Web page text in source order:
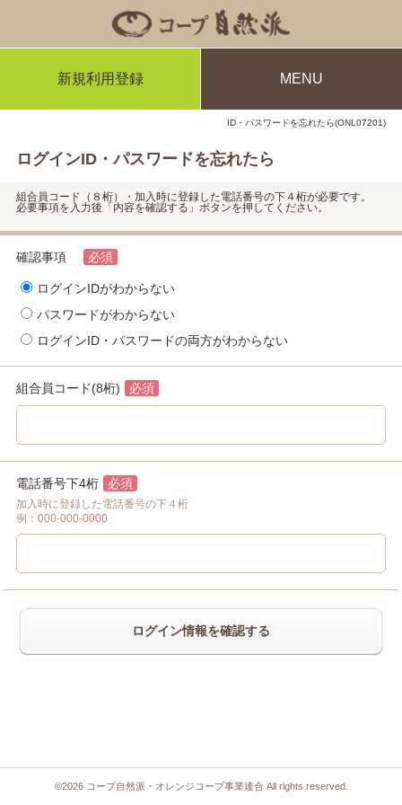
新規利用登録 MENU
ID・パスワードを忘れたら(ONL07201)
ログインID・パスワードを忘れたら
組合員コード（８桁）・加入時に登録した電話番号の下４桁が必要です。
必要事項を入力後「内容を確認する」ボタンを押してください。
確認事項 必須
ログインIDがわからない
パスワードがわからない
ログインID・パスワードの両方がわからない
組合員コード(8桁) 必須
電話番号下4桁 必須
加入時に登録した電話番号の下４桁
例：000-000-0000
ログイン情報を確認する
©2026 コープ自然派・オレンジコープ事業連合 All rights reserved.